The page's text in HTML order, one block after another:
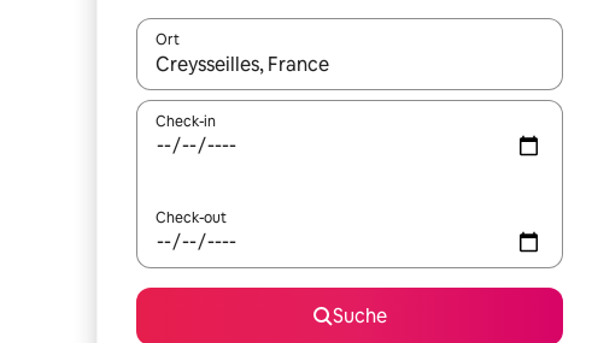
Ort
Wenn Ergebnisse verfügbar sind, navigiere mit den
Check-in
Check-out
Suche